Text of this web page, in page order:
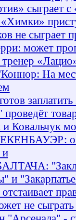
сыграет
не сыграет
может
На
проведёт
Ковальчук
о
и
и
не сыграть